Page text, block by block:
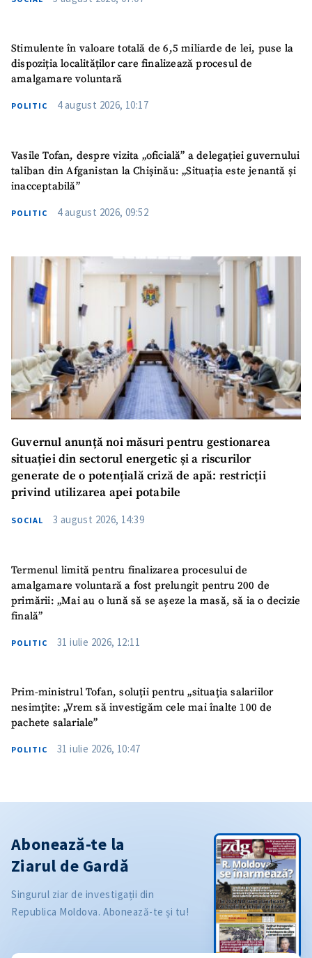
Stimulente în valoare totală de 6,5 miliarde de lei, puse la
dispoziția localităților care finalizează procesul de
amalgamare voluntară
POLITIC 4 august 2026, 10:17
Vasile Tofan, despre vizita „oficială” a delegației guvernului
taliban din Afganistan la Chișinău: „Situația este jenantă și
inacceptabilă”
POLITIC 4 august 2026, 09:52
Guvernul anunță noi măsuri pentru gestionarea
situației din sectorul energetic și a riscurilor
generate de o potențială criză de apă: restricții
privind utilizarea apei potabile
SOCIAL 3 august 2026, 14:39
Termenul limită pentru finalizarea procesului de
amalgamare voluntară a fost prelungit pentru 200 de
primării: „Mai au o lună să se așeze la masă, să ia o decizie
finală”
POLITIC 31 iulie 2026, 12:11
Prim-ministrul Tofan, soluții pentru „situația salariilor
nesimțite: „Vrem să investigăm cele mai înalte 100 de
pachete salariale”
POLITIC 31 iulie 2026, 10:47
Abonează-te la
Ziarul de Gardă
Singurul ziar de investigații din
Republica Moldova. Abonează-te și tu!